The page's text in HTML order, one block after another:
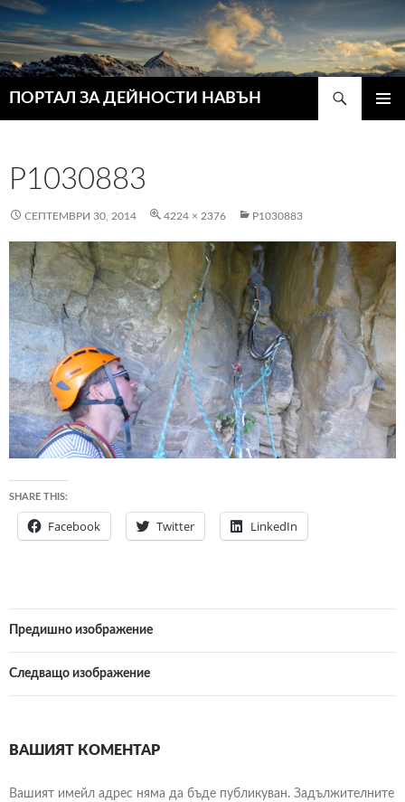
ПОРТАЛ ЗА ДЕЙНОСТИ НАВЪН
P1030883
СЕПТЕМВРИ 30, 2014 4224 × 2376 P1030883
SHARE THIS:
Facebook Twitter LinkedIn
Предишно изображение
Следващо изображение
ВАШИЯТ КОМЕНТАР
Вашият имейл адрес няма да бъде публикуван. Задължителните